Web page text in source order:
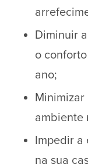
Diminuir
o
ano;
ambiente
Impedir a
na sua